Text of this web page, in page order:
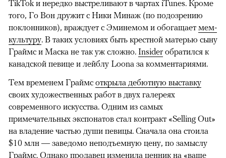
TikTok и нередко выстреливают в чартах iTunes. Кроме
того, Го Вон дружит с Ники Минаж (по подозрению
поклонников), враждует с Эминемом и обогащает мем-
культуру. В таких условиях быть крестной матерью сыну
Граймс и Маска не так уж сложно. Insider обратился к
канадской певице и лейблу Loona за комментариями.
Тем временем Граймс открыла дебютную выставку
своих художественных работ в двух галереях
современного искусства. Одним из самых
примечательных экспонатов стал контракт «Selling Out»
на владение частью души певицы. Сначала она стоила
$10 млн — заведомо неподъемную цену, по замыслу
Граймс. Однако продавец изменила ценник на «ваше